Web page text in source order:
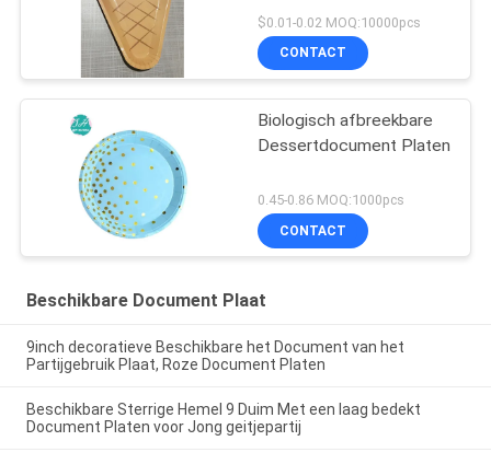
$0.01-0.02 MOQ:10000pcs
CONTACT
Biologisch afbreekbare
Dessertdocument Platen
0.45-0.86 MOQ:1000pcs
CONTACT
Beschikbare Document Plaat
9inch decoratieve Beschikbare het Document van het
Partijgebruik Plaat, Roze Document Platen
Beschikbare Sterrige Hemel 9 Duim Met een laag bedekt
Document Platen voor Jong geitjepartij